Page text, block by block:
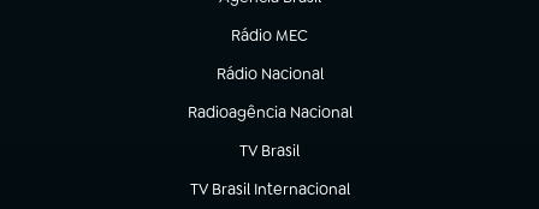
(abre em nova aba)
Rádio MEC
(abre em nova aba)
Rádio Nacional
Radioagência Nacional
(abre em nova aba)
TV Brasil
(abre em nova aba)
TV Brasil Internacional
(abre em nova aba)